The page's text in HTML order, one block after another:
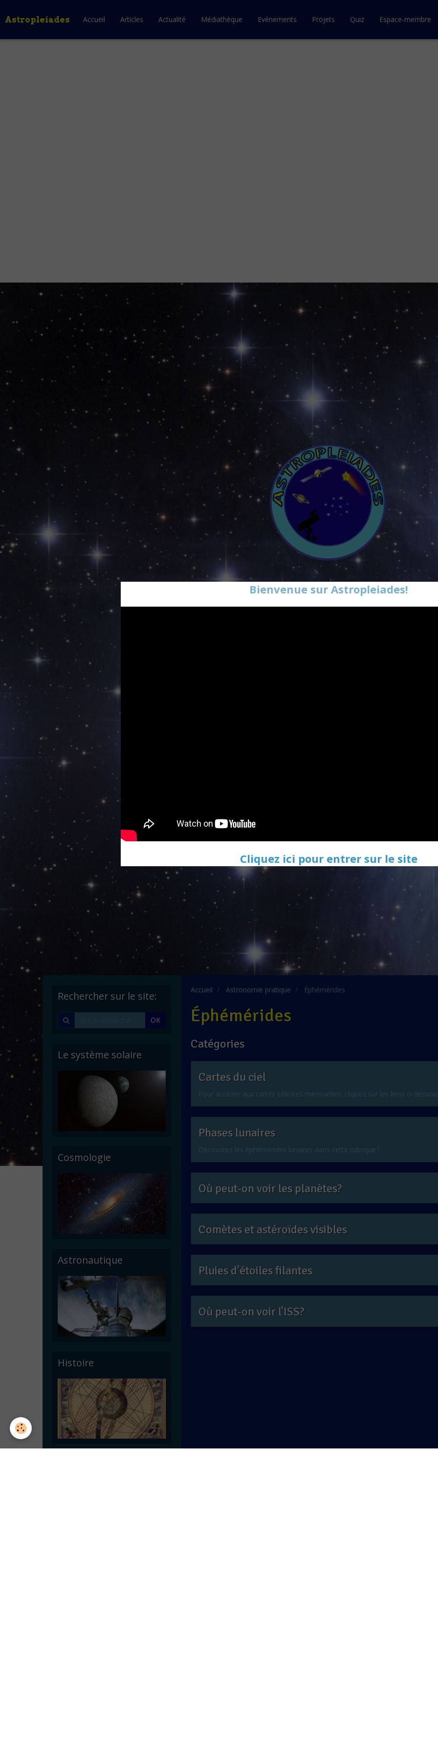
Astropleiades Accueil Articles Actualité Médiathèque Evènements Projets Quiz Espace-membre
Accueil Astronomie pratique Éphémérides
Éphémérides
Catégories
Cartes du ciel
Phases lunaires
Où peut-on voir les planètes?
Comètes et astéroïdes visibles
Pluies d'étoiles filantes
Où peut-on voir l'ISS?
Rechercher sur le site:
OK
Le système solaire
Cosmologie
Astronautique
Histoire
Bienvenue sur Astropleiades!
Cliquez ici pour entrer sur le site